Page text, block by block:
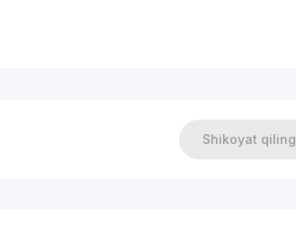
Shikoyat qiling